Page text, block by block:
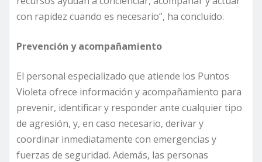
con rapidez cuando es necesario”, ha concluido.
Prevención y acompañamiento
El personal especializado que atiende los Puntos
Violeta ofrece información y acompañamiento para
prevenir, identificar y responder ante cualquier tipo
de agresión, y, en caso necesario, derivar y
coordinar inmediatamente con emergencias y
fuerzas de seguridad. Además, las personas